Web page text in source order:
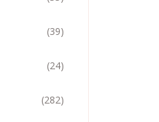
(39)
(24)
(282)